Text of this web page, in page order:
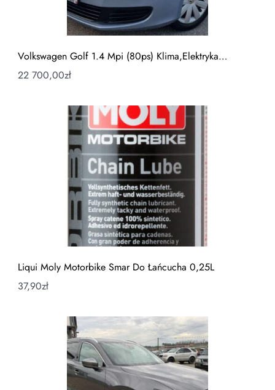
Volkswagen Golf 1.4 Mpi (80ps) Klima,Elektryka…
22 700,00zł
Liqui Moly Motorbike Smar Do Łańcucha 0,25L
37,90zł